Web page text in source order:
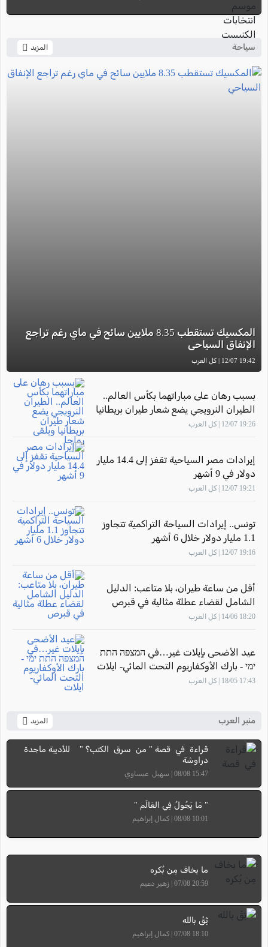
سياحة المزيد
المكسيك تستقطب 8.35 ملايين سائح في ماي رغم تراجع
الإنفاق السياحي
19:42 12/07 | كل العرب
بسبب رهان على مباراتهما بكأس العالم..
الطيران النرويجي يضع شعار طيران بريطانيا
ويلقى رواجا
19:26 12/07 | كل العرب
إيرادات مصر السياحية تقفز إلى 14.4 مليار
دولار في 9 أشهر
19:21 12/07 | كل العرب
تونس.. إيرادات السياحة التراكمية تتجاوز
1.1 مليار دولار خلال 6 أشهر
19:16 12/07 | كل العرب
أقل من ساعة طيران، بلا متاعب: الدليل
الشامل لقضاء عطلة مثالية في قبرص
18:20 14/06 | كل العرب
عيد الأضحى بإيلات غير…في המצפה התת
ימי - بارك الأوكفاريوم التحت المائي- ايلات
17:43 18/05 | كل العرب
منبر العرب المزيد
قراءة في قصة " من سرق الكتب؟ " للأديبة ماجدة
دراوشة
15:47 08/08 | سهيل عيساوي
" مَا يَجُولُ فِي العَالَم "
10:01 08/08 | كمال إبراهيم
ما بخاف مِن بُكره
20:59 07/08 | زهير دعيم
ثِقْ بالله
18:10 07/08 | كمال إبراهيم